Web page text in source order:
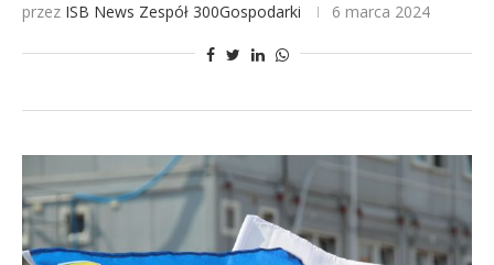
przez ISB News Zespół 300Gospodarki 6 marca 2024